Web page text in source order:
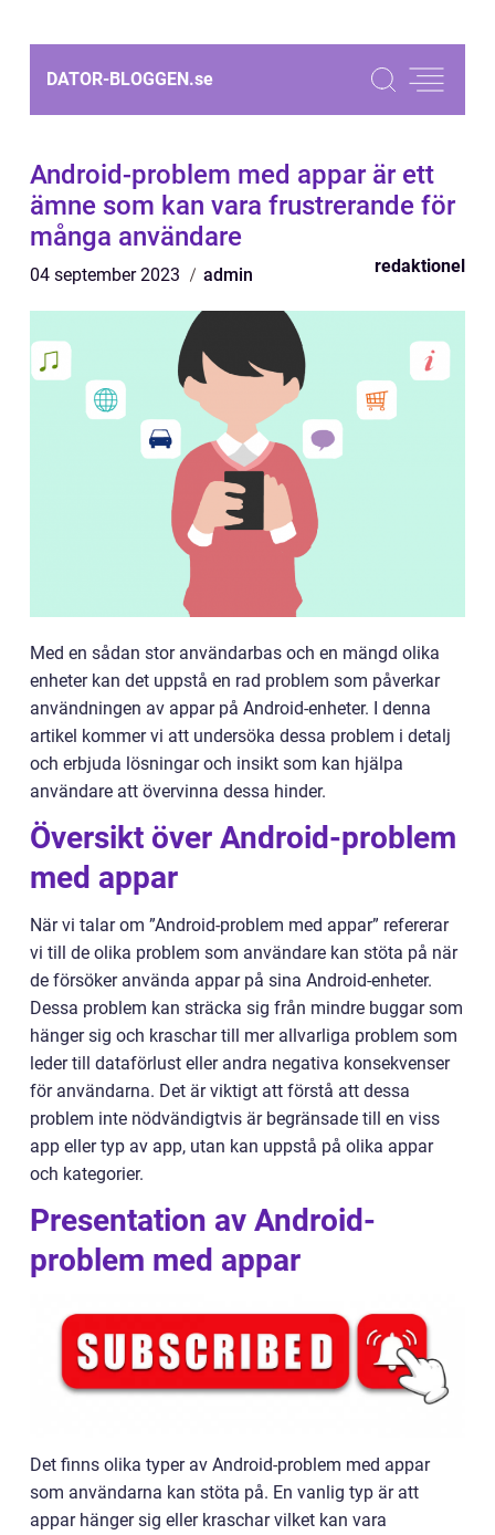
DATOR-BLOGGEN.se
Android-problem med appar är ett
ämne som kan vara frustrerande för
många användare
04 september 2023 admin redaktionel
Med en sådan stor användarbas och en mängd olika
enheter kan det uppstå en rad problem som påverkar
användningen av appar på Android-enheter. I denna
artikel kommer vi att undersöka dessa problem i detalj
och erbjuda lösningar och insikt som kan hjälpa
användare att övervinna dessa hinder.
Översikt över Android-problem
med appar
När vi talar om ”Android-problem med appar” refererar
vi till de olika problem som användare kan stöta på när
de försöker använda appar på sina Android-enheter.
Dessa problem kan sträcka sig från mindre buggar som
hänger sig och kraschar till mer allvarliga problem som
leder till dataförlust eller andra negativa konsekvenser
för användarna. Det är viktigt att förstå att dessa
problem inte nödvändigtvis är begränsade till en viss
app eller typ av app, utan kan uppstå på olika appar
och kategorier.
Presentation av Android-
problem med appar
Det finns olika typer av Android-problem med appar
som användarna kan stöta på. En vanlig typ är att
appar hänger sig eller kraschar vilket kan vara